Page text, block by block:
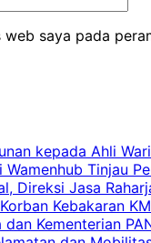
web saya pada
kepada Ahli
Tinjau
Direksi Jasa
Kebakaran
Kementerian